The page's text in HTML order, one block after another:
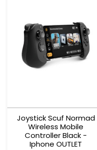
Joystick Scuf Normad
Wireless Mobile
Controller Black -
Iphone OUTLET